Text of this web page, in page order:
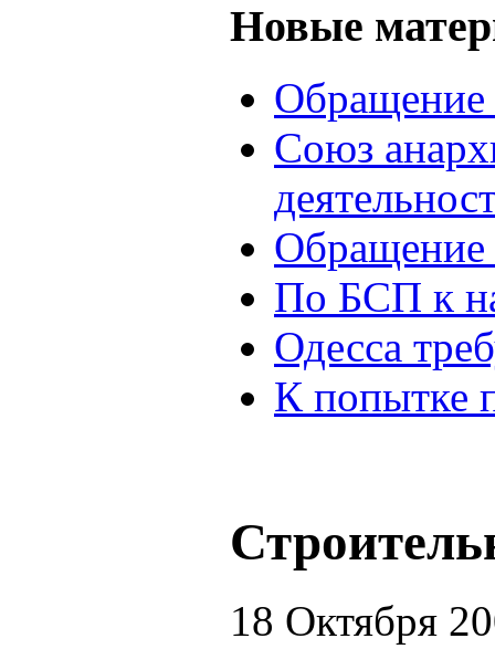
Новые
Союз
Обращение
По БСП к
Одесса
К попытке
18 Октября